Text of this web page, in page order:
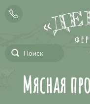
Мясная